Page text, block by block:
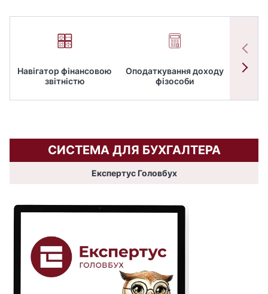
Навігатор фінансовою
звітністю
Оподаткування доходу
фізособи
СИСТЕМА ДЛЯ БУХГАЛТЕРА
Експертус Головбух